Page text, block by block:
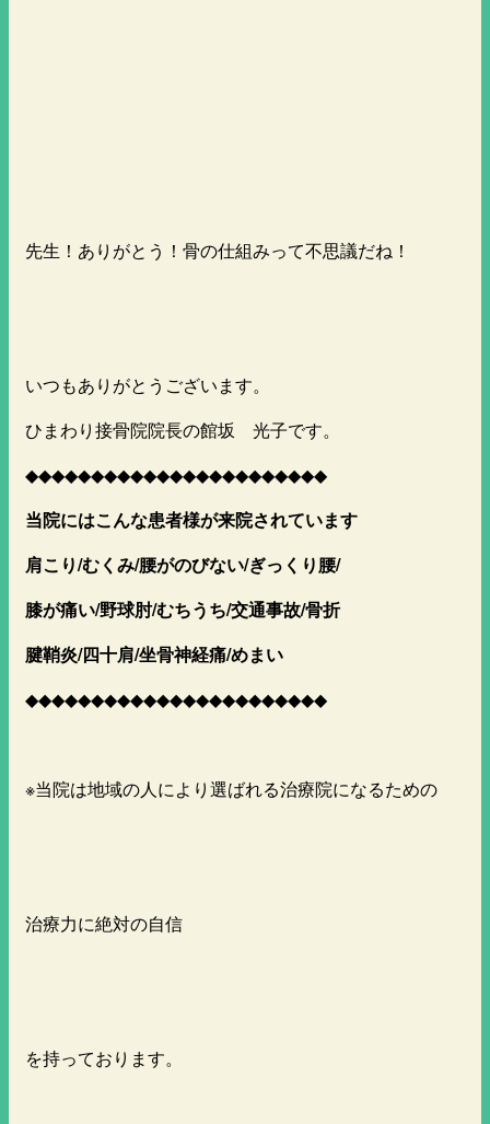
先生！ありがとう！骨の仕組みって不思議だね！
いつもありがとうございます。
ひまわり接骨院院長の館坂 光子です。
◆◆◆◆◆◆◆◆◆◆◆◆◆◆◆◆◆◆◆◆◆◆◆
当院にはこんな患者様が来院されています
肩こり/むくみ/腰がのびない/ぎっくり腰/
膝が痛い/野球肘/むちうち/交通事故/骨折
腱鞘炎/四十肩/坐骨神経痛/めまい
◆◆◆◆◆◆◆◆◆◆◆◆◆◆◆◆◆◆◆◆◆◆◆
※当院は地域の人により選ばれる治療院になるための
治療力に絶対の自信
を持っております。